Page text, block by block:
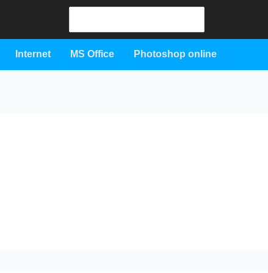
Internet MS Office Photoshop online